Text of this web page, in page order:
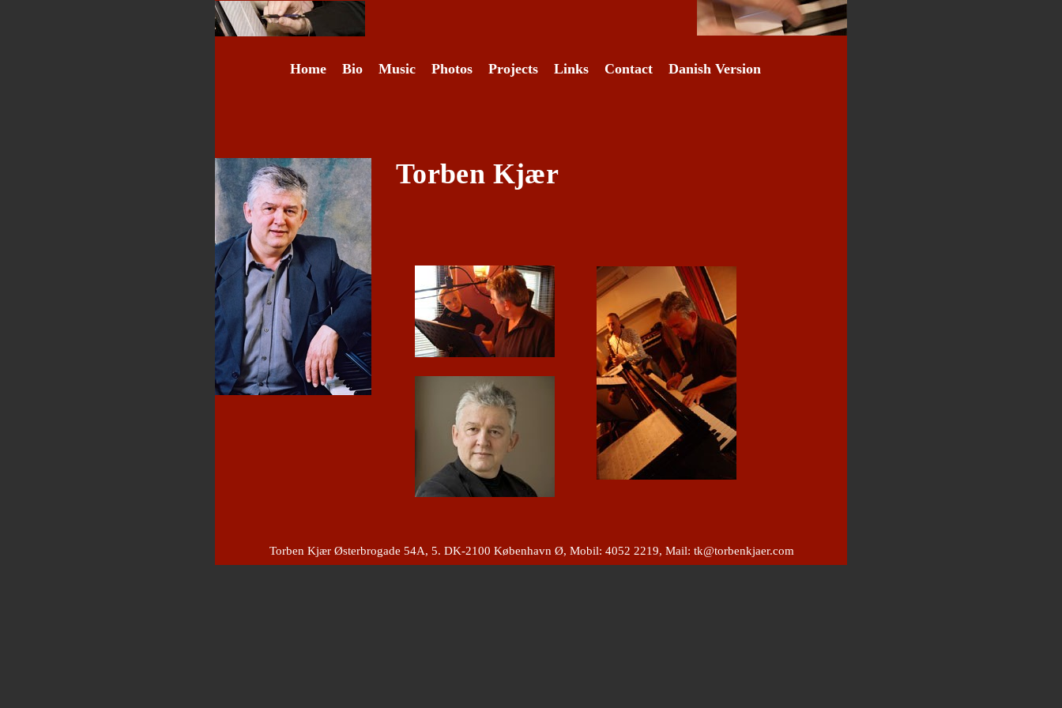
Torben Kjær
Home Bio Music Photos Projects Links Contact Danish Version
Torben Kjær Østerbrogade 54A, 5. DK-2100 København Ø, Mobil: 4052 2219, Mail: tk@torbenkjaer.com